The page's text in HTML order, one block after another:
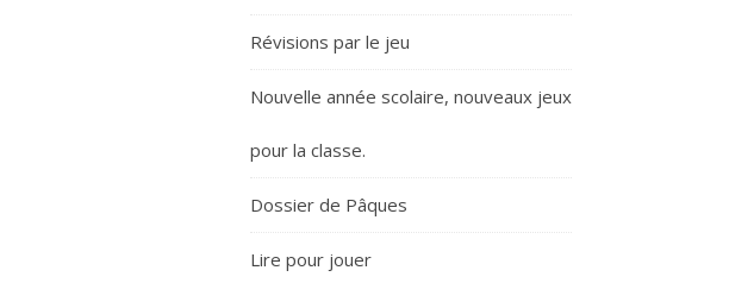
Révisions par le jeu
Nouvelle année scolaire, nouveaux jeux
pour la classe.
Dossier de Pâques
Lire pour jouer